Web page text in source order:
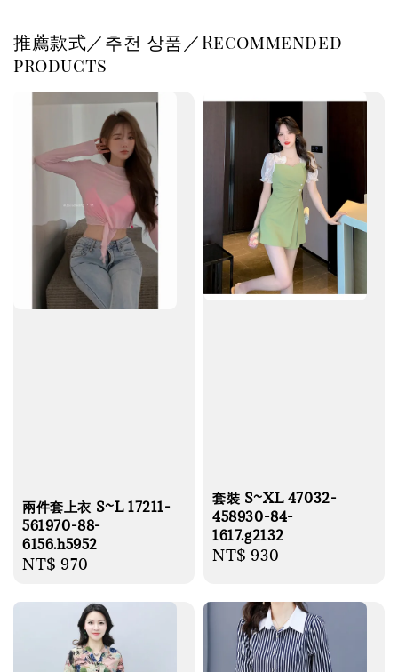
推薦款式／추천 상품／Recommended
products
兩件套上衣 S~L 17211-
561970-88-
6156.h5952
Regular
NT$ 970
套裝 S~XL 47032-
458930-84-
1617.g2132
Regular
NT$ 930